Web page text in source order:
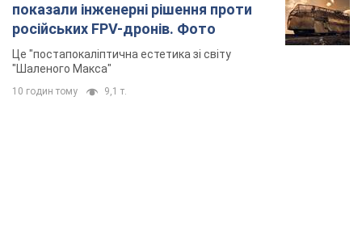
показали інженерні рішення проти
російських FPV-дронів. Фото
Це "постапокаліптична естетика зі світу
"Шаленого Макса"
10 годин тому 9,1 т.